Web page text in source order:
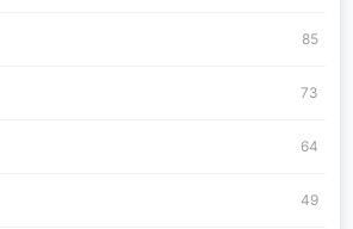
85
73
64
49